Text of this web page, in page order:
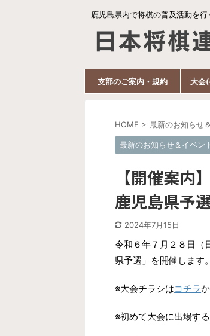
鹿児島県内で将棋の普及活動を
支部のご案内・規約 大会
HOME > 最新のお知らせ
最新のお知らせ＆イベン
【開催案内
鹿児島県予
2024年7月15日
令和６年７月２８日（
県予選」を開催します。
※大会チラシはコチラ
※初めて大会に出場す